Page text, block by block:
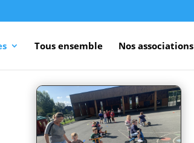
Tous ensemble Nos associations